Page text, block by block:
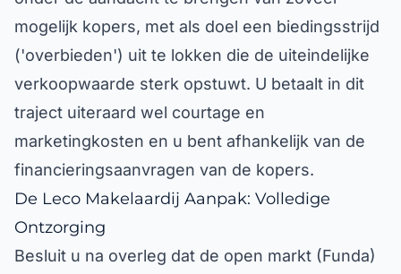
mogelijk kopers, met als doel een biedingsstrijd
('overbieden') uit te lokken die de uiteindelijke
verkoopwaarde sterk opstuwt. U betaalt in dit
traject uiteraard wel courtage en
marketingkosten en u bent afhankelijk van de
financieringsaanvragen van de kopers.
De Leco Makelaardij Aanpak: Volledige
Ontzorging
Besluit u na overleg dat de open markt (Funda)